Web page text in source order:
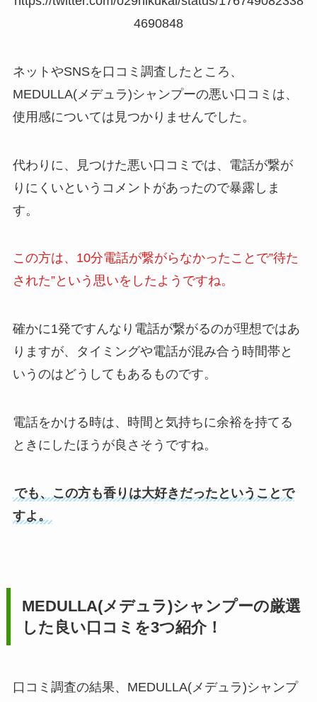
4690848
ネットやSNSを口コミ調査したところ、
MEDULLA(メデュラ)シャンプーの悪い口コミは、
使用感については見つかりませんでした。
代わりに、見つけた悪い口コミでは、電話が繋が
りにくいというコメントがあったので暴露しま
す。
この方は、10分電話が繋がらなかったことで”待た
された”という思いをしたようですね。
確かに1発ですんなり電話が繋がるのが理想ではあ
りますが、タイミングや電話が混み合う時間帯と
いうのはどうしてもあるものです。
電話をかける時は、時間と気持ちに余裕を持てる
ときにしたほうが良さそうですね。
でも、この方も香りは大好きだったということで
すよ。
MEDULLA(メデュラ)シャンプーの厳選
した良い口コミを3つ紹介！
口コミ調査の結果、MEDULLA(メデュラ)シャンプ